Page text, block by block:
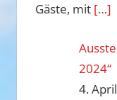
Gäste, mit […]
2024“
4.